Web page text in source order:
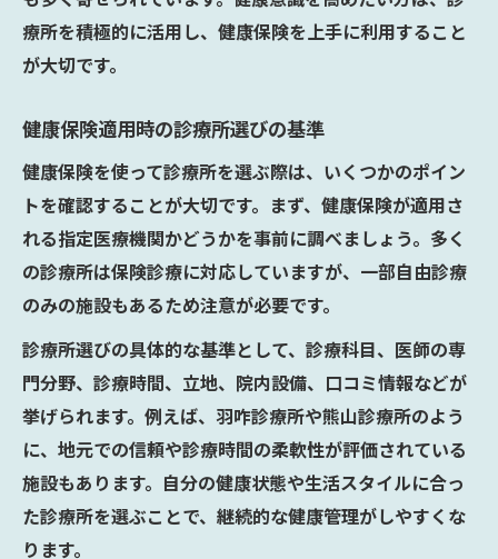
療所を積極的に活用し、健康保険を上手に利用すること
が大切です。
健康保険適用時の診療所選びの基準
健康保険を使って診療所を選ぶ際は、いくつかのポイン
トを確認することが大切です。まず、健康保険が適用さ
れる指定医療機関かどうかを事前に調べましょう。多く
の診療所は保険診療に対応していますが、一部自由診療
のみの施設もあるため注意が必要です。
診療所選びの具体的な基準として、診療科目、医師の専
門分野、診療時間、立地、院内設備、口コミ情報などが
挙げられます。例えば、羽咋診療所や熊山診療所のよう
に、地元での信頼や診療時間の柔軟性が評価されている
施設もあります。自分の健康状態や生活スタイルに合っ
た診療所を選ぶことで、継続的な健康管理がしやすくな
ります。